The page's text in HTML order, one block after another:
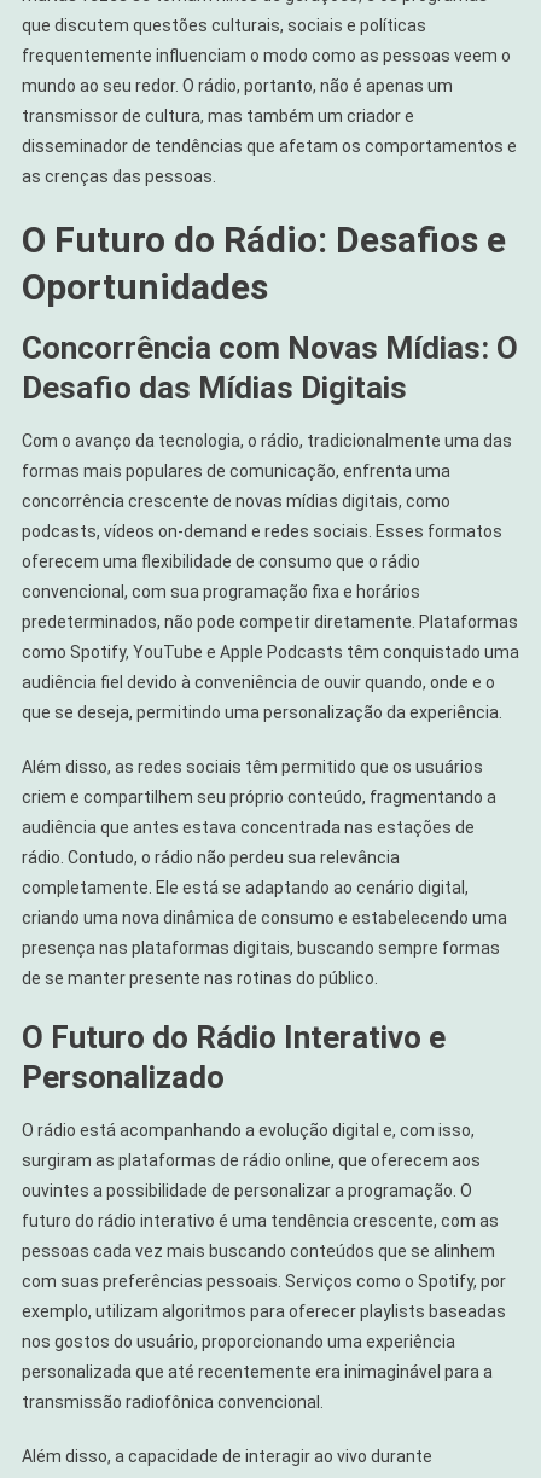
que discutem questões culturais, sociais e políticas
frequentemente influenciam o modo como as pessoas veem o
mundo ao seu redor. O rádio, portanto, não é apenas um
transmissor de cultura, mas também um criador e
disseminador de tendências que afetam os comportamentos e
as crenças das pessoas.
O Futuro do Rádio: Desafios e
Oportunidades
Concorrência com Novas Mídias: O
Desafio das Mídias Digitais
Com o avanço da tecnologia, o rádio, tradicionalmente uma das
formas mais populares de comunicação, enfrenta uma
concorrência crescente de novas mídias digitais, como
podcasts, vídeos on-demand e redes sociais. Esses formatos
oferecem uma flexibilidade de consumo que o rádio
convencional, com sua programação fixa e horários
predeterminados, não pode competir diretamente. Plataformas
como Spotify, YouTube e Apple Podcasts têm conquistado uma
audiência fiel devido à conveniência de ouvir quando, onde e o
que se deseja, permitindo uma personalização da experiência.
Além disso, as redes sociais têm permitido que os usuários
criem e compartilhem seu próprio conteúdo, fragmentando a
audiência que antes estava concentrada nas estações de
rádio. Contudo, o rádio não perdeu sua relevância
completamente. Ele está se adaptando ao cenário digital,
criando uma nova dinâmica de consumo e estabelecendo uma
presença nas plataformas digitais, buscando sempre formas
de se manter presente nas rotinas do público.
O Futuro do Rádio Interativo e
Personalizado
O rádio está acompanhando a evolução digital e, com isso,
surgiram as plataformas de rádio online, que oferecem aos
ouvintes a possibilidade de personalizar a programação. O
futuro do rádio interativo é uma tendência crescente, com as
pessoas cada vez mais buscando conteúdos que se alinhem
com suas preferências pessoais. Serviços como o Spotify, por
exemplo, utilizam algoritmos para oferecer playlists baseadas
nos gostos do usuário, proporcionando uma experiência
personalizada que até recentemente era inimaginável para a
transmissão radiofônica convencional.
Além disso, a capacidade de interagir ao vivo durante